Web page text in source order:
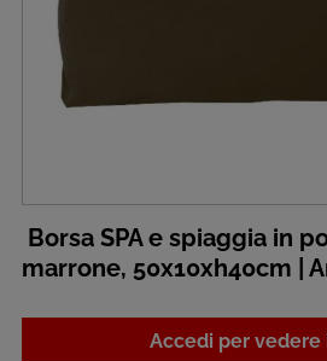
Borsa SPA e spiaggia in
marrone, 50x10xh40cm |
Accedi per vedere